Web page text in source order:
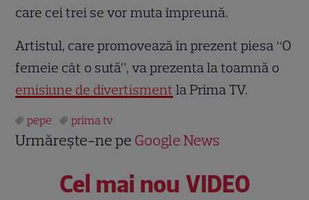
care cei trei se vor muta împreună.
Artistul, care promovează în prezent piesa “O
femeie cât o sută”, va prezenta la toamnă o
emisiune de divertisment la Prima TV.
pepe prima tv
Urmărește-ne pe Google News
Cel mai nou VIDEO